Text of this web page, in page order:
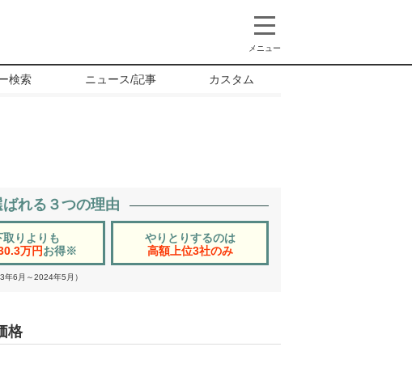
メニュー
検索 ニュース/記事 カスタム
れる３つの理由
取りよりも
万円お得※
やりとりするのは
高額上位3社のみ
6月～2024年5月）
格